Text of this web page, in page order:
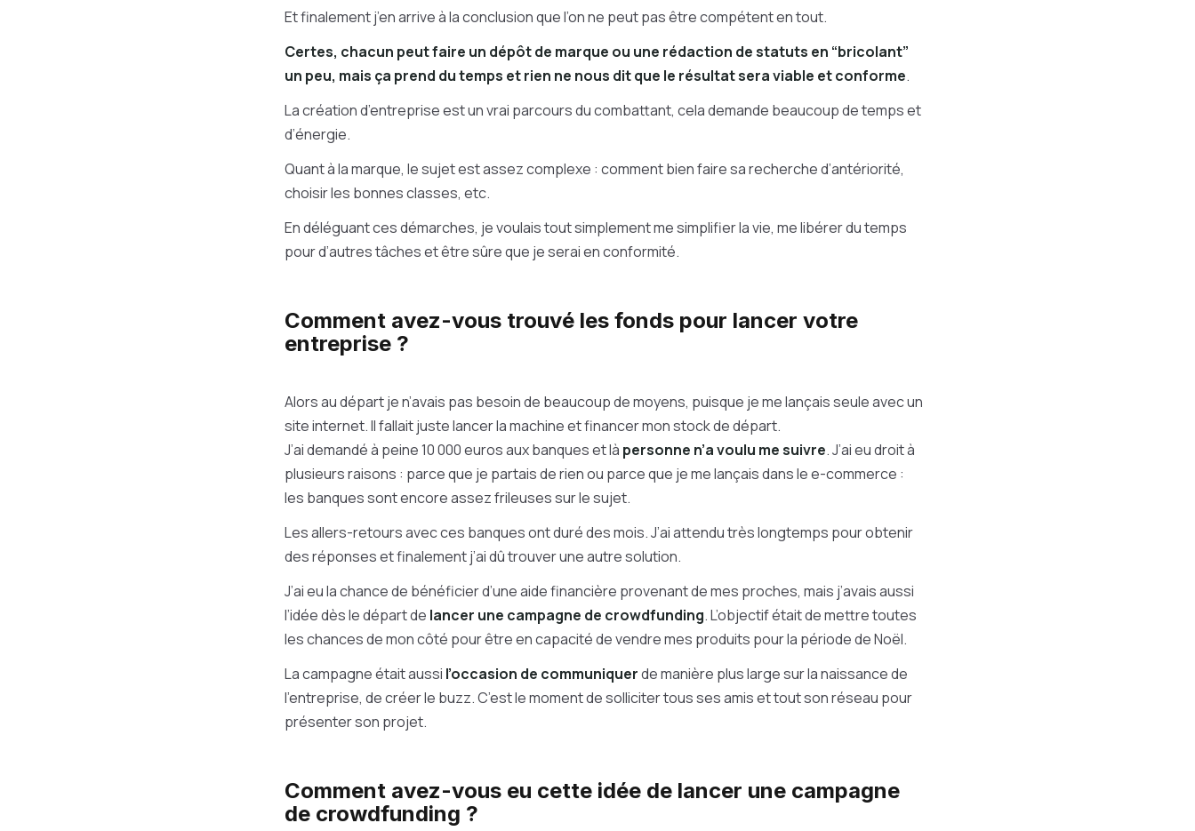
Et finalement j’en arrive à la conclusion que l’on ne peut pas être compétent en tout.
Certes, chacun peut faire un dépôt de marque ou une rédaction de statuts en “bricolant”
un peu, mais ça prend du temps et rien ne nous dit que le résultat sera viable et conforme.
La création d’entreprise est un vrai parcours du combattant, cela demande beaucoup de temps et
d’énergie.
Quant à la marque, le sujet est assez complexe : comment bien faire sa recherche d’antériorité,
choisir les bonnes classes, etc.
En déléguant ces démarches, je voulais tout simplement me simplifier la vie, me libérer du temps
pour d’autres tâches et être sûre que je serai en conformité.
Comment avez-vous trouvé les fonds pour lancer votre
entreprise ?
Alors au départ je n’avais pas besoin de beaucoup de moyens, puisque je me lançais seule avec un
site internet. Il fallait juste lancer la machine et financer mon stock de départ.
J’ai demandé à peine 10 000 euros aux banques et là personne n’a voulu me suivre. J’ai eu droit à
plusieurs raisons : parce que je partais de rien ou parce que je me lançais dans le e-commerce :
les banques sont encore assez frileuses sur le sujet.
Les allers-retours avec ces banques ont duré des mois. J’ai attendu très longtemps pour obtenir
des réponses et finalement j’ai dû trouver une autre solution.
J’ai eu la chance de bénéficier d’une aide financière provenant de mes proches, mais j’avais aussi
l’idée dès le départ de lancer une campagne de crowdfunding. L’objectif était de mettre toutes
les chances de mon côté pour être en capacité de vendre mes produits pour la période de Noël.
La campagne était aussi l’occasion de communiquerde manière plus large sur la naissance de
l’entreprise, de créer le buzz. C’est le moment de solliciter tous ses amis et tout son réseau pour
présenter son projet.
Comment avez-vous eu cette idée de lancer une campagne
de crowdfunding ?